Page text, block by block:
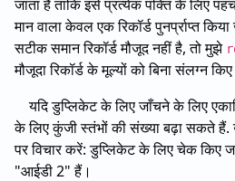
जाता है ताकि इसे प्रत्येक पंक्ति के लिए
मान वाला केवल एक रिकॉर्ड पुनर्प्राप्त
सटीक समान रिकॉर्ड मौजूद नहीं है, तो मुझे
मौजूदा रिकॉर्ड के मूल्यों को बिना संलग्न
यदि डुप्लिकेट के लिए जाँचने के लिए
के लिए कुंजी स्तंभों की संख्या बढ़ा सकते हैं.
पर विचार करें: डुप्लिकेट के लिए चेक किए
"आईडी 2" हैं।